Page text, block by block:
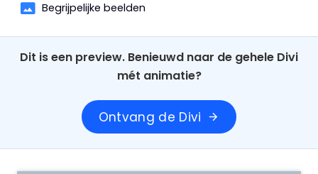
Begrijpelijke beelden
Dit is een preview. Benieuwd naar de gehele Divi
mét animatie?
Ontvang de Divi arrow_forward